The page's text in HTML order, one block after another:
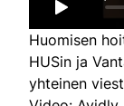
Huomisen
HUSin ja
yhteinen